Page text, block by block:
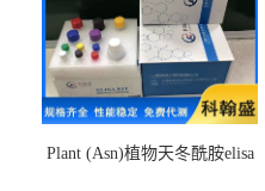
Plant (Asn)植物天冬酰胺elisa